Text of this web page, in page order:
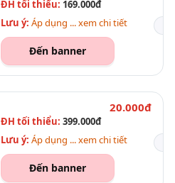
ĐH tối thiểu: 169.000đ
Lưu ý: Áp dụng ... xem chi tiết
Đến banner
20.000đ
ĐH tối thiểu: 399.000đ
Lưu ý: Áp dụng ... xem chi tiết
Đến banner